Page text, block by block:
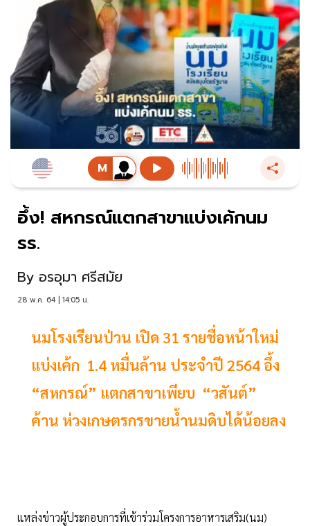
อึ้ง! สหกรณ์แตกสาขาแบ่งเค้กนม
รร.
By อรอุมา ศรีสมัย
28 พ.ค. 64 | 14:05 น.
นมโรงเรียนป่วน เปิด 31 รายชื่อหน้าใหม่
แบ่งเค้ก 1.4 หมื่นล้าน ประจำปี 2564 อึ้ง
“สหกรณ์” แตกสาขาเพียบ “วสันต์”
ค้าน ห่วงเกษตรกรขายน้ำนมดิบได้น้อยลง
แหล่งข่าวผู้ประกอบการที่เข้าร่วมโครงการอาหารเสริม(นม)